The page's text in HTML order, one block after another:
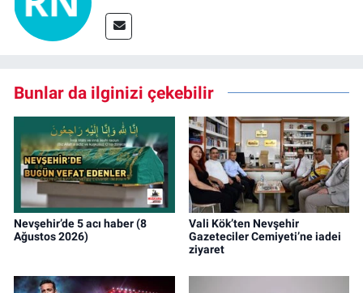
Bunlar da ilginizi çekebilir
Nevşehir’de 5 acı haber (8
Ağustos 2026)
Vali Kök’ten Nevşehir
Gazeteciler Cemiyeti’ne iadei
ziyaret